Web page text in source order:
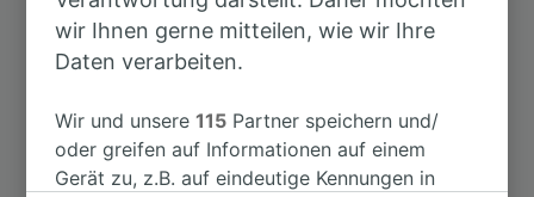
Nach Bamberg 45min
Nach München Hbf 1h 27min
Nach Bonn Hbf 4h 20min
wir Ihnen gerne mitteilen, wie wir Ihre
Daten verarbeiten.
Wir und unsere115 Partner speichern und/
oder greifen auf Informationen auf einem
Gerät zu, z.B. auf eindeutige Kennungen in